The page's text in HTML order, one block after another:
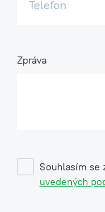
Zpráva
Souhlasím se
uvedených